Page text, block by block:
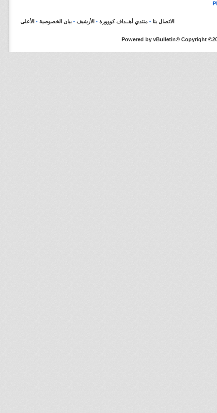
الاتصال بنا - منتدي أهــداف كووورة - الأرشيف - بيان الخصوصية - الأعلى
Powered by vBulletin® Copyright